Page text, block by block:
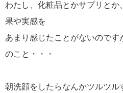
わたし、化粧品とかサプリと
果や実感を
あまり感じたことがないのです
のこと・・・
朝洗顔をしたらなんかツルツル